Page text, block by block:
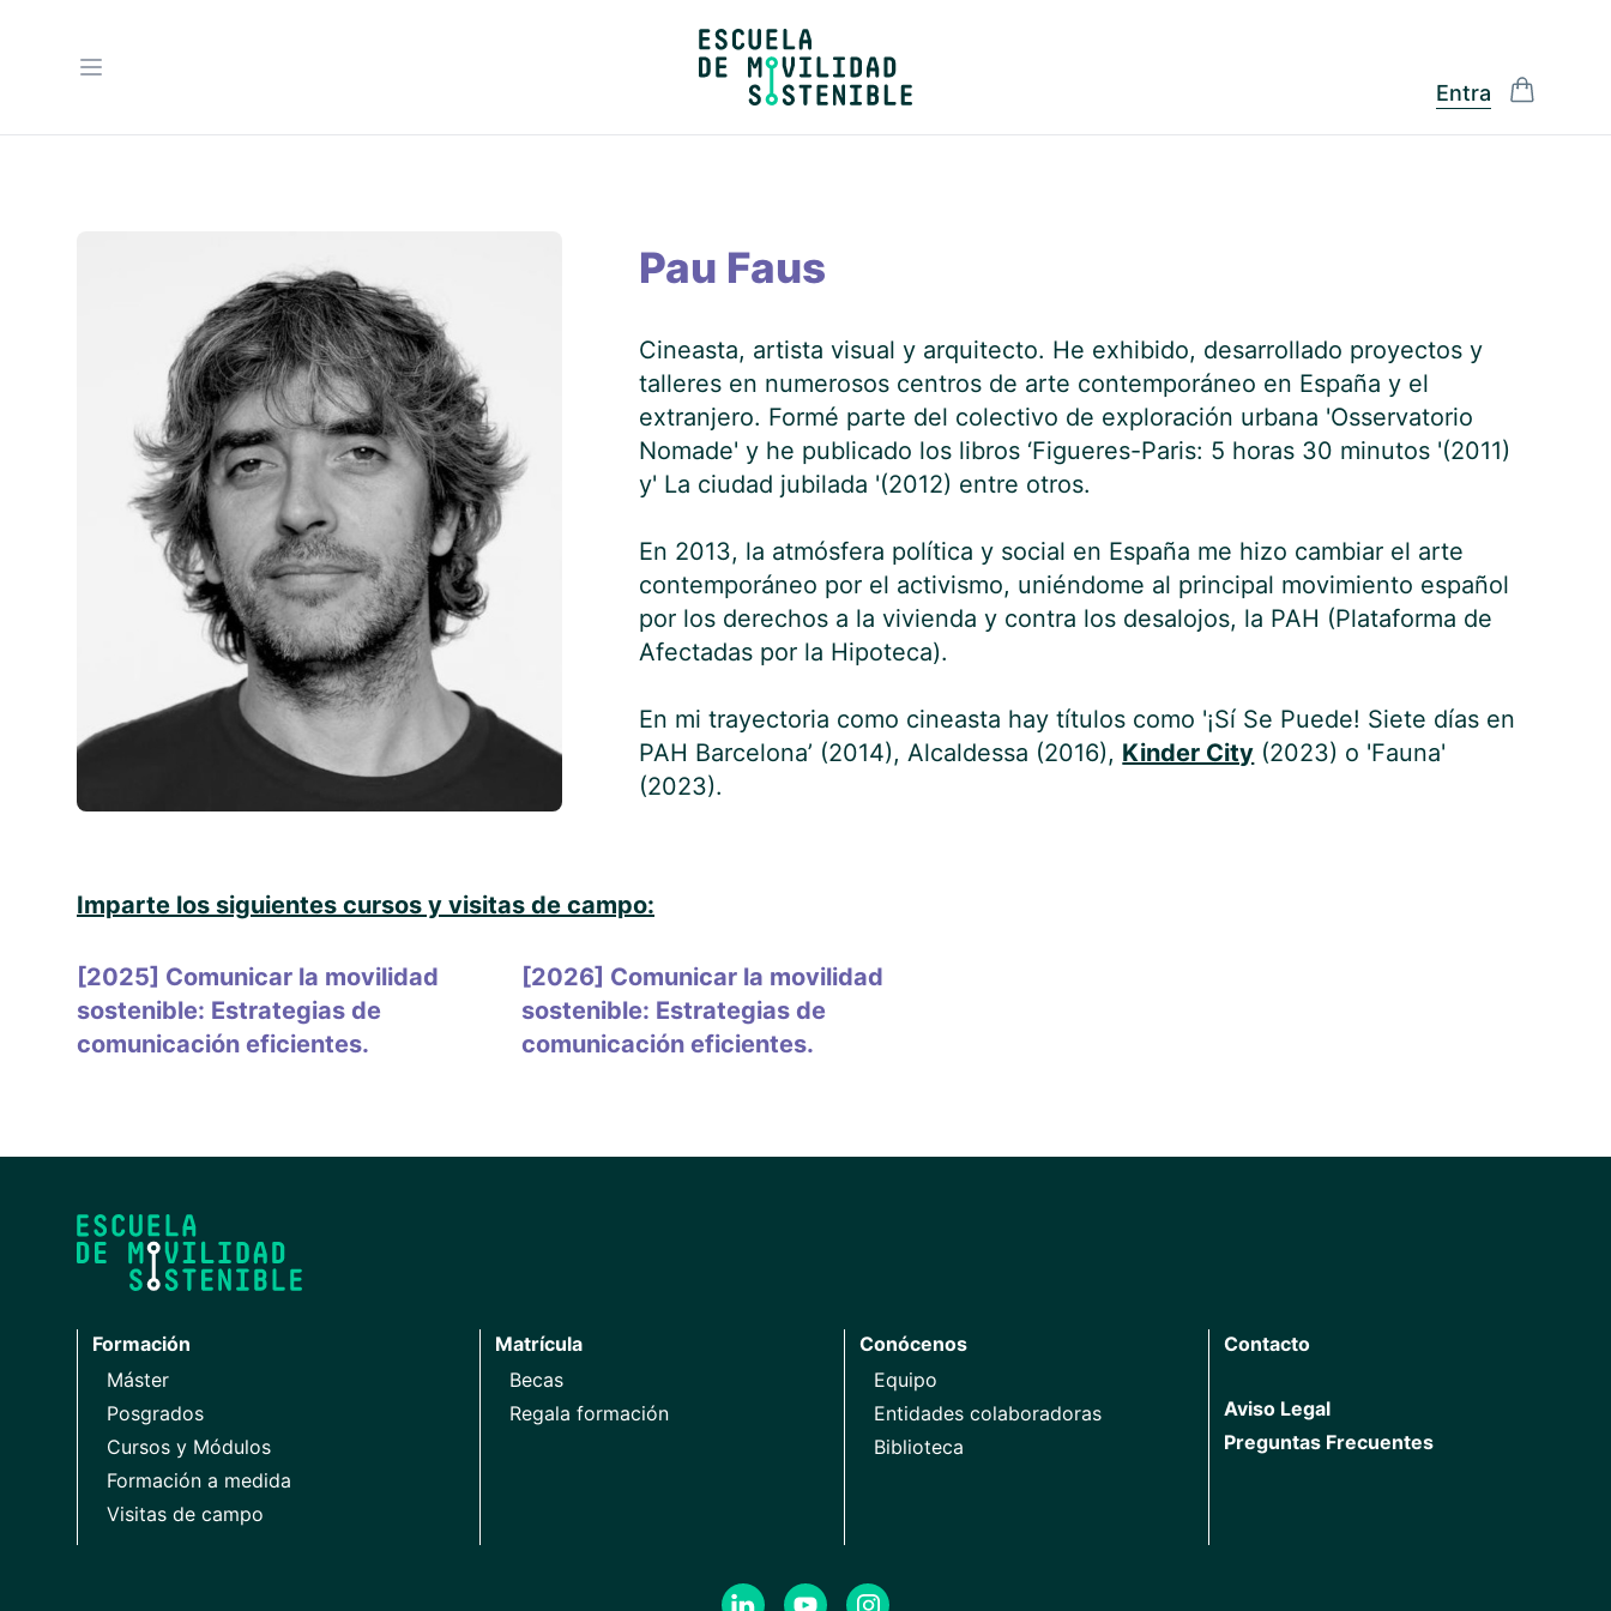
Entra
Pau Faus
Cineasta, artista visual y arquitecto. He exhibido, desarrollado proyectos y
talleres en numerosos centros de arte contemporáneo en España y el
extranjero. Formé parte del colectivo de exploración urbana 'Osservatorio
Nomade' y he publicado los libros ‘Figueres-Paris: 5 horas 30 minutos '(2011)
y' La ciudad jubilada '(2012) entre otros.
En 2013, la atmósfera política y social en España me hizo cambiar el arte
contemporáneo por el activismo, uniéndome al principal movimiento español
por los derechos a la vivienda y contra los desalojos, la PAH (Plataforma de
Afectadas por la Hipoteca).
En mi trayectoria como cineasta hay títulos como '¡Sí Se Puede! Siete días en
PAH Barcelonaʼ (2014), Alcaldessa (2016), Kinder City (2023) o 'Fauna'
(2023).
Imparte los siguientes cursos y visitas de campo:
[2025] Comunicar la movilidad
sostenible: Estrategias de
comunicación eficientes.
[2026] Comunicar la movilidad
sostenible: Estrategias de
comunicación eficientes.
Formación
Máster
Posgrados
Cursos y Módulos
Formación a medida
Visitas de campo
Matrícula
Becas
Regala formación
Conócenos
Equipo
Entidades colaboradoras
Biblioteca
Contacto
Aviso Legal
Preguntas Frecuentes